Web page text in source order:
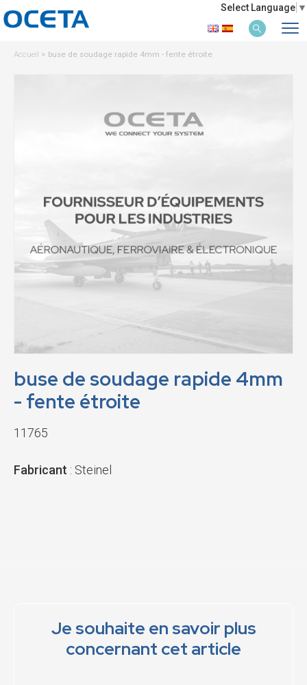
Select Language ▼
Accueil > buse de soudage rapide 4mm - fente étroite
buse de soudage rapide 4mm
- fente étroite
11765
Fabricant : Steinel
Je souhaite en savoir plus
concernant cet article